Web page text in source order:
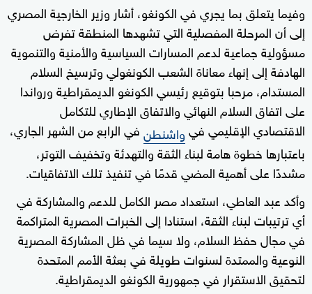
وفيما يتعلق بما يجري في الكونغو، أشار وزير الخارجية المصري
إلى أن المرحلة المفصلية التي تشهدها المنطقة تفرض
مسؤولية جماعية لدعم المسارات السياسية والأمنية والتنموية
الهادفة إلى إنهاء معاناة الشعب الكونغولي وترسيخ السلام
المستدام، مرحبا بتوقيع رئيسي الكونغو الديمقراطية ورواندا
على اتفاق السلام النهائي والاتفاق الإطاري للتكامل
الاقتصادي الإقليمي فيواشنطنفي الرابع من الشهر الجاري،
باعتبارها خطوة هامة لبناء الثقة والتهدئة وتخفيف التوتر،
مشددًا على أهمية المضي قدمًا في تنفيذ تلك الاتفاقيات.
وأكد عبد العاطي، استعداد مصر الكامل للدعم والمشاركة في
أي ترتيبات لبناء الثقة، استنادا إلى الخبرات المصرية المتراكمة
في مجال حفظ السلام، ولا سيما في ظل المشاركة المصرية
النوعية والممتدة لسنوات طويلة في بعثة الأمم المتحدة
لتحقيق الاستقرار في جمهورية الكونغو الديمقراطية.